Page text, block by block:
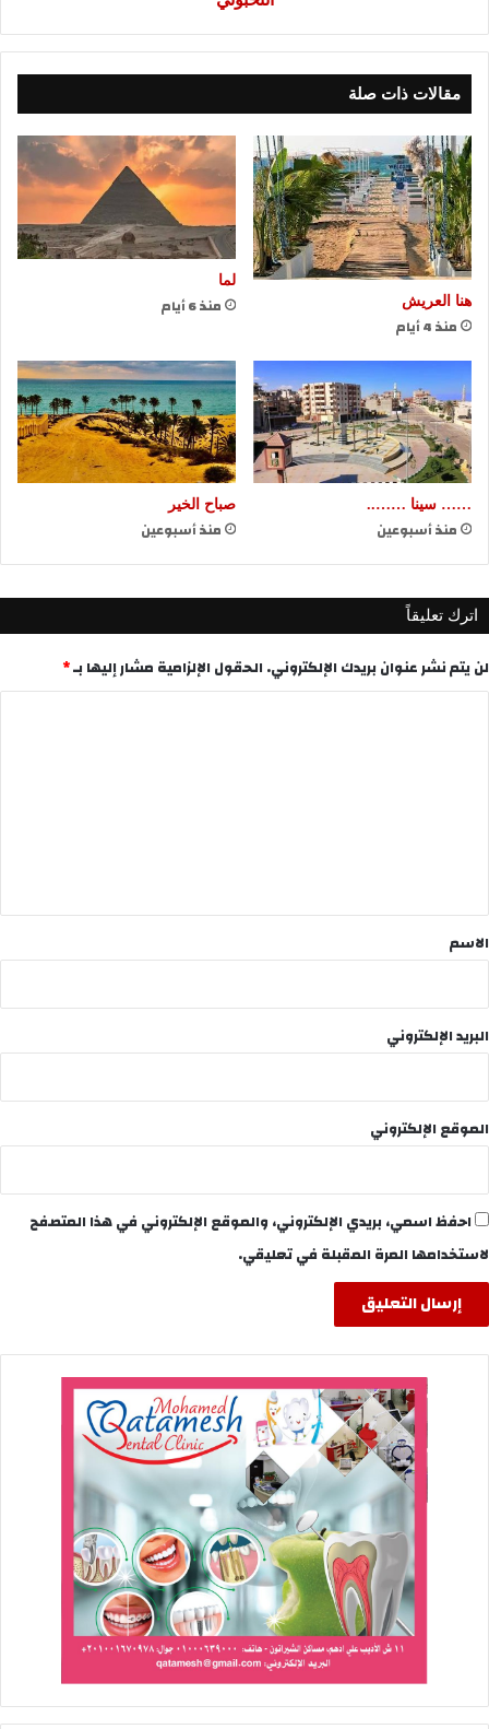
مقالات ذات صلة
هنا العريش
منذ 4 أيام
لما
منذ 6 أيام
…… سينا ……..
منذ أسبوعين
صباح الخير
منذ أسبوعين
اترك تعليقاً
لن يتم نشر عنوان بريدك الإلكتروني. الحقول الإلزامية مشار إليها بـ*
*
الاسم
البريد الإلكتروني
الموقع الإلكتروني
احفظ اسمي، بريدي الإلكتروني، والموقع الإلكتروني في هذا المتصفح
لاستخدامها المرة المقبلة في تعليقي.